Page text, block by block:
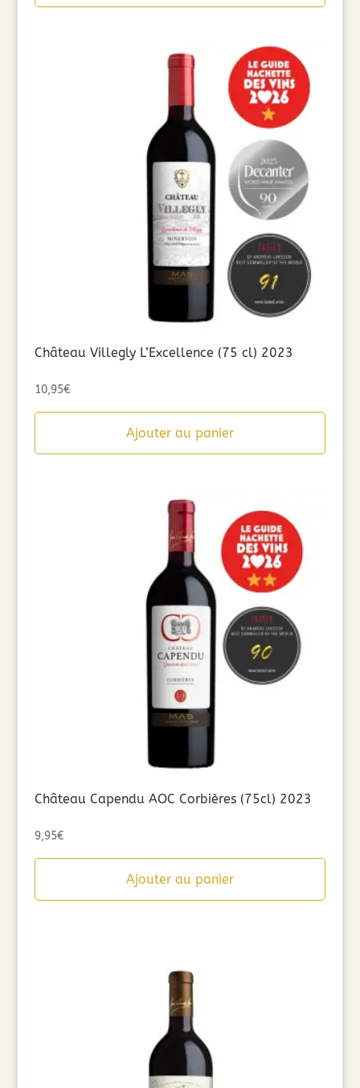
Château Villegly L’Excellence (75 cl) 2023
10,95€
Ajouter au panier
Château Capendu AOC Corbières (75cl) 2023
9,95€
Ajouter au panier